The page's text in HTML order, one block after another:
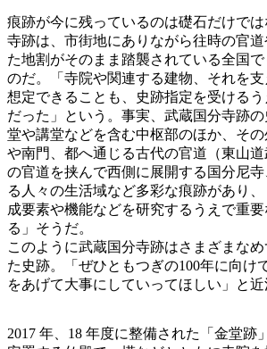
痕跡が今に残っているのは礎石だけで
寺跡は、市街地にありながら往時の官
た地割がそのまま踏襲されている全国
のだ。「寺院や関連する建物、それを
想定できることも、史跡指定を受ける
だった」という。事実、武蔵国分寺跡
堂や講堂などを含む中枢部のほか、そ
や南門、都へ通じる古代の官道（東山
の官道を挟んで西側に展開する国分尼寺
る人々の生活域など多彩な痕跡があり
成要素や機能などを研究するうえで重
る」そうだ。
このように武蔵国分寺跡はさまざまな
た史跡。「ぜひともつぎの100年に向け
をあげて大事にしていってほしい」と近
2017 年、18 年度に整備された「金堂跡